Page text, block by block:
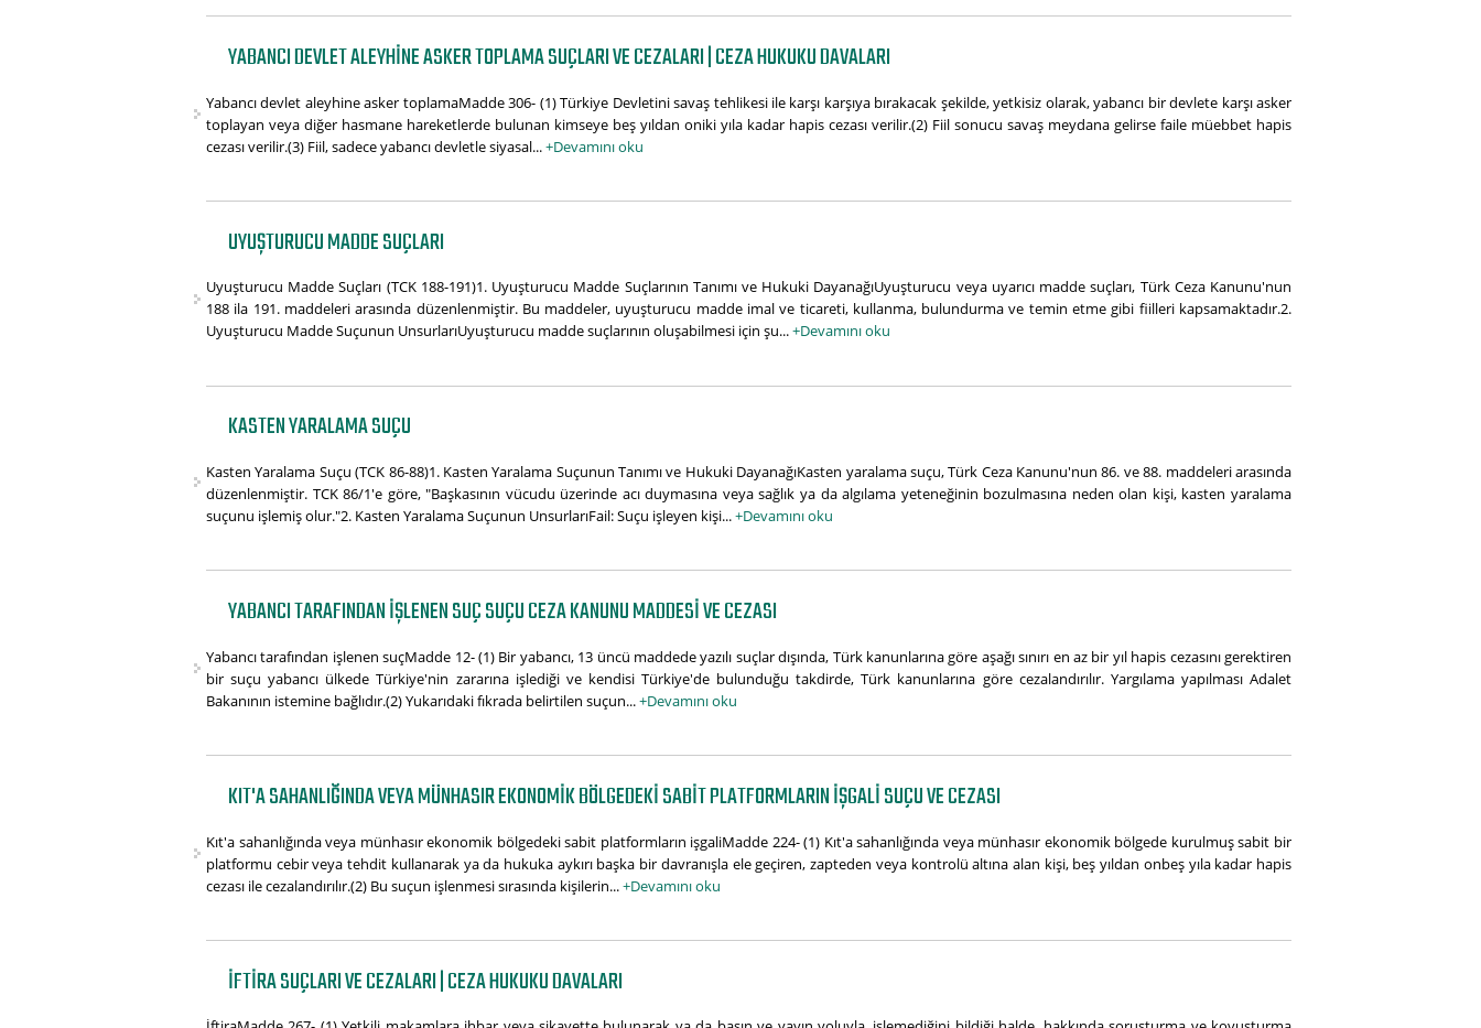
YABANCI DEVLET ALEYHINE ASKER TOPLAMA SUÇLARI VE CEZALARI | CEZA HUKUKU DAVALARI
Yabancı devlet aleyhine asker toplamaMadde 306- (1) Türkiye Devletini savaş tehlikesi ile karşı karşıya bırakacak şekilde, yetkisiz olarak, yabancı bir devlete karşı asker
toplayan veya diğer hasmane hareketlerde bulunan kimseye beş yıldan oniki yıla kadar hapis cezası verilir.(2) Fiil sonucu savaş meydana gelirse faile müebbet hapis
cezası verilir.(3) Fiil, sadece yabancı devletle siyasal...+Devamını oku
UYUŞTURUCU MADDE SUÇLARI
Uyuşturucu Madde Suçları (TCK 188-191)1. Uyuşturucu Madde Suçlarının Tanımı ve Hukuki DayanağıUyuşturucu veya uyarıcı madde suçları, Türk Ceza Kanunu'nun
188 ila 191. maddeleri arasında düzenlenmiştir. Bu maddeler, uyuşturucu madde imal ve ticareti, kullanma, bulundurma ve temin etme gibi fiilleri kapsamaktadır.2.
Uyuşturucu Madde Suçunun UnsurlarıUyuşturucu madde suçlarının oluşabilmesi için şu...+Devamını oku
KASTEN YARALAMA SUÇU
Kasten Yaralama Suçu (TCK 86-88)1. Kasten Yaralama Suçunun Tanımı ve Hukuki DayanağıKasten yaralama suçu, Türk Ceza Kanunu'nun 86. ve 88. maddeleri arasında
düzenlenmiştir. TCK 86/1'e göre, "Başkasının vücudu üzerinde acı duymasına veya sağlık ya da algılama yeteneğinin bozulmasına neden olan kişi, kasten yaralama
suçunu işlemiş olur."2. Kasten Yaralama Suçunun UnsurlarıFail: Suçu işleyen kişi...+Devamını oku
YABANCI TARAFINDAN IŞLENEN SUÇ SUÇU CEZA KANUNU MADDESI VE CEZASI
Yabancı tarafından işlenen suçMadde 12- (1) Bir yabancı, 13 üncü maddede yazılı suçlar dışında, Türk kanunlarına göre aşağı sınırı en az bir yıl hapis cezasını gerektiren
bir suçu yabancı ülkede Türkiye'nin zararına işlediği ve kendisi Türkiye'de bulunduğu takdirde, Türk kanunlarına göre cezalandırılır. Yargılama yapılması Adalet
Bakanının istemine bağlıdır.(2) Yukarıdaki fıkrada belirtilen suçun...+Devamını oku
KIT'A SAHANLIĞINDA VEYA MÜNHASIR EKONOMIK BÖLGEDEKI SABIT PLATFORMLARIN IŞGALI SUÇU VE CEZASI
Kıt'a sahanlığında veya münhasır ekonomik bölgedeki sabit platformların işgaliMadde 224- (1) Kıt'a sahanlığında veya münhasır ekonomik bölgede kurulmuş sabit bir
platformu cebir veya tehdit kullanarak ya da hukuka aykırı başka bir davranışla ele geçiren, zapteden veya kontrolü altına alan kişi, beş yıldan onbeş yıla kadar hapis
cezası ile cezalandırılır.(2) Bu suçun işlenmesi sırasında kişilerin...+Devamını oku
İFTIRA SUÇLARI VE CEZALARI | CEZA HUKUKU DAVALARI